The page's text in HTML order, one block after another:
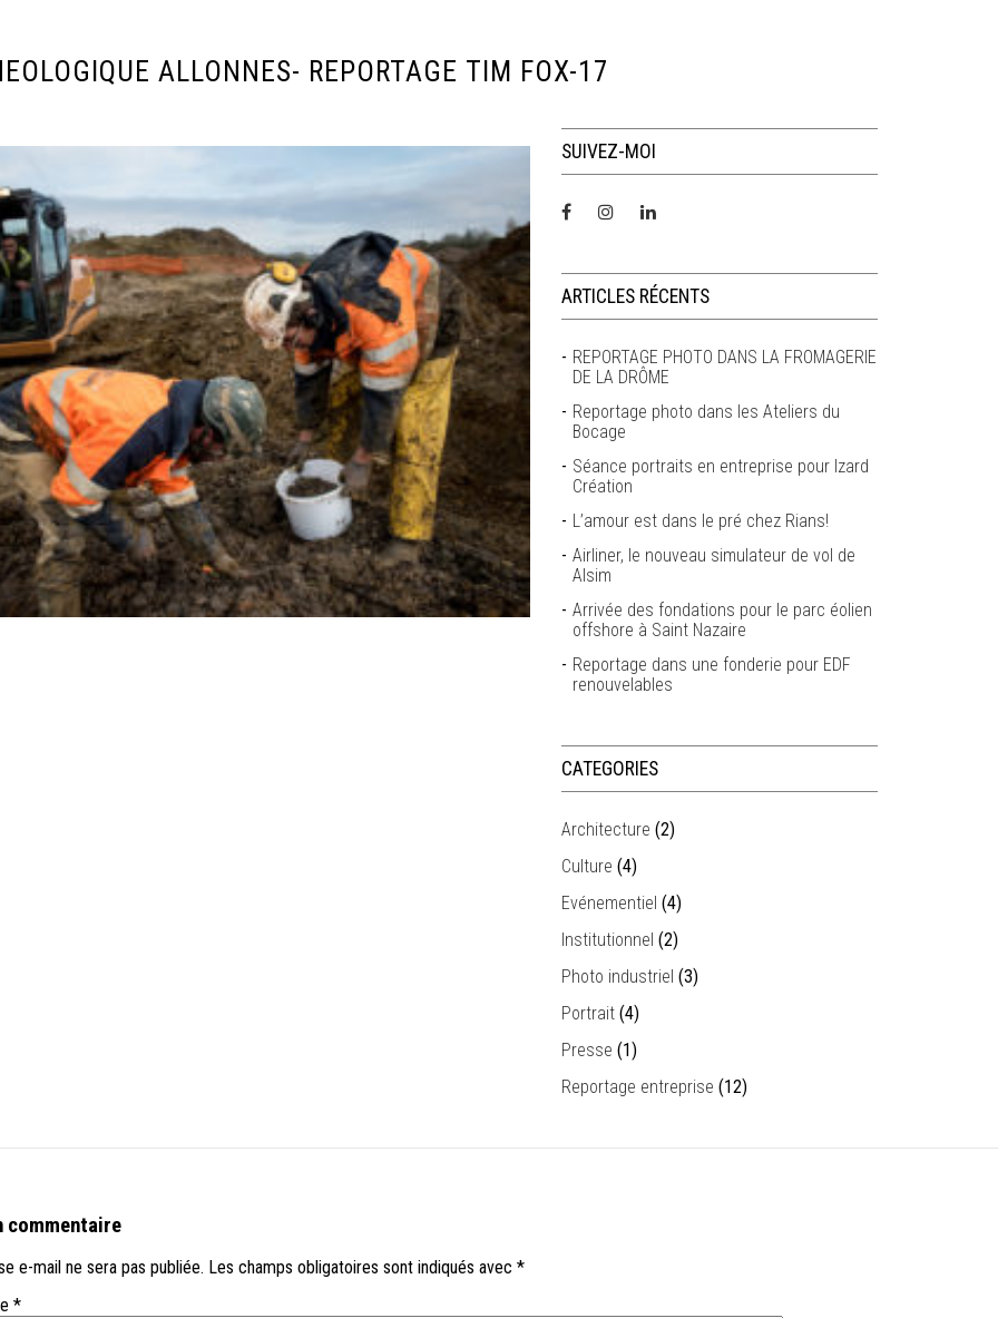
ALLONNES- REPORTAGE TIM FOX-17
SUIVEZ-MOI
ARTICLES RÉCENTS
REPORTAGE PHOTO DANS LA FROMAGERIE
DE LA DRÔME
Reportage photo dans les Ateliers du
Bocage
Séance portraits en entreprise pour Izard
Création
L’amour est dans le pré chez Rians!
Airliner, le nouveau simulateur de vol de
Alsim
Arrivée des fondations pour le parc éolien
offshore à Saint Nazaire
Reportage dans une fonderie pour EDF
renouvelables
CATEGORIES
Architecture (2)
Culture (4)
Evénementiel (4)
Institutionnel (2)
Photo industriel (3)
Portrait (4)
Presse (1)
Reportage entreprise (12)
commentaire
e-mail ne sera pas publiée. Les champs obligatoires sont indiqués avec *
*